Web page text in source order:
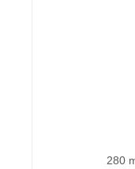
280